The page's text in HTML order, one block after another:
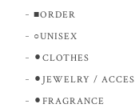
■ORDER
○UNISEX
⚫︎CLOTHES
⚫︎JEWELRY /
⚫︎FRAGRANCE